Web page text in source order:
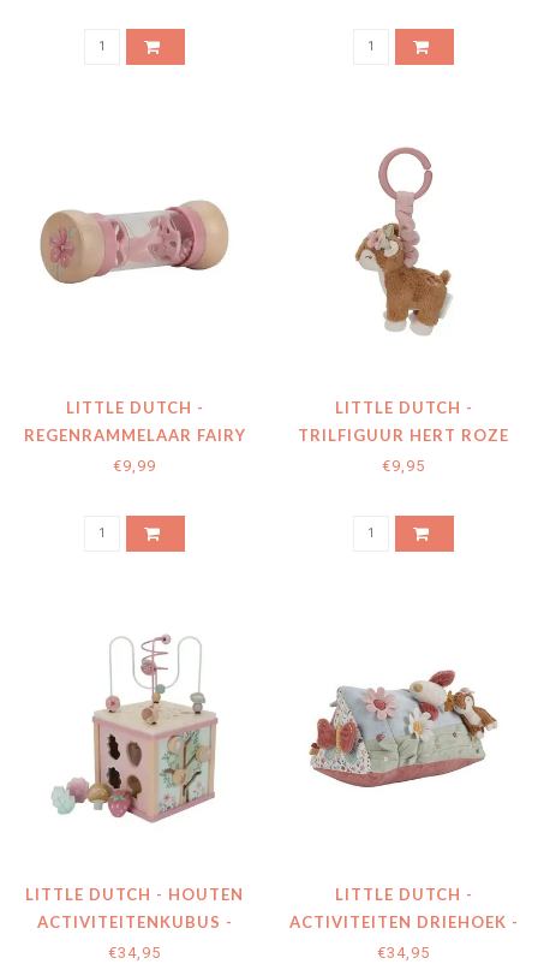
LITTLE DUTCH -
REGENRAMMELAAR FAIRY
GARDEN
€9,99
LITTLE DUTCH -
TRILFIGUUR HERT ROZE
FAIRY GARDEN
€9,95
LITTLE DUTCH - HOUTEN
ACTIVITEITENKUBUS -
FAIRY GARDEN
€34,95
LITTLE DUTCH -
ACTIVITEITEN DRIEHOEK -
FAIRY GARDEN
€34,95